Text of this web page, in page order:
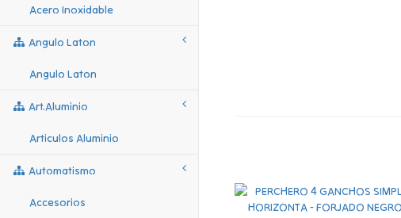
Acero Inoxidable
Angulo Laton
Angulo Laton
Art.aluminio
Articulos Aluminio
Automatismo
Accesorios